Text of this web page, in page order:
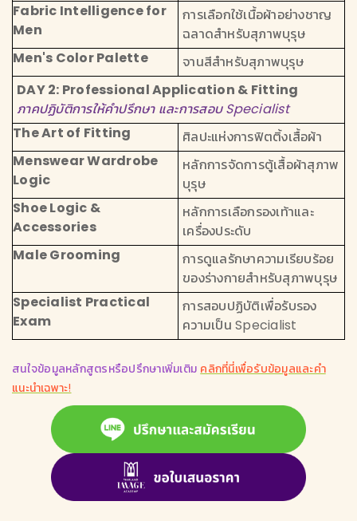
Fabric Intelligence for
Men
การเลือกใช้เนื้อผ้าอย่างชาญ
ฉลาดสำหรับสุภาพบุรุษ
Men's Color Palette
จานสีสำหรับสุภาพบุรุษ
DAY 2: Professional Application & Fitting
ภาคปฏิบัติการให้คำปรึกษา และการสอบ Specialist
The Art of Fitting
ศิลปะแห่งการฟิตติ้งเสื้อผ้า
Menswear Wardrobe
Logic
หลักการจัดการตู้เสื้อผ้าสุภาพ
บุรุษ
Shoe Logic &
Accessories
หลักการเลือกรองเท้าและ
เครื่องประดับ
Male Grooming
การดูแลรักษาความเรียบร้อย
ของร่างกายสำหรับสุภาพบุรุษ
Specialist Practical
Exam
การสอบปฏิบัติเพื่อรับรอง
ความเป็น Specialist
สนใจข้อมูลหลักสูตรหรือปรึกษาเพิ่มเติม คลิกที่นี่เพื่อรับข้อมูลและคำ
แนะนำเฉพาะ!